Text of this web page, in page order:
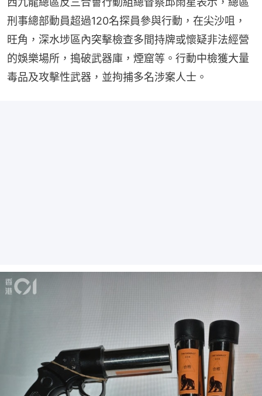
刑事總部動員超過120名探員參與行動，在尖沙咀，
旺角，深水埗區內突擊檢查多間持牌或懷疑非法經營
的娛樂場所，搗破武器庫，煙窟等。行動中檢獲大量
毒品及攻擊性武器，並拘捕多名涉案人士。